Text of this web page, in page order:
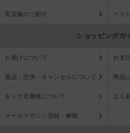
実店舗のご紹介 ペッ
ショッピングガ
お届けについて お支
返品・交換・キャンセルについて 商品
おトク定期便について よく
メールマガジン登録・解除